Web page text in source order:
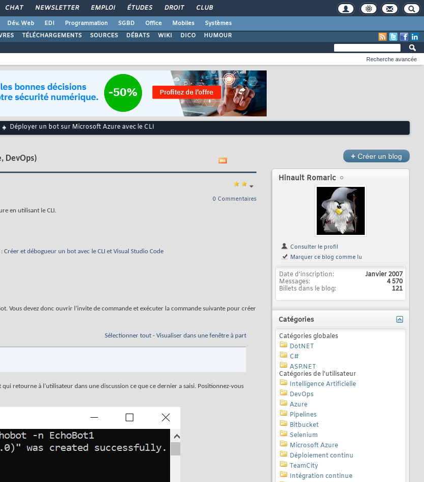
CHAT NEWSLETTER EMPLOI ÉTUDES DROIT CLUB
Dév. Web EDI Programmation SGBD Office Mobiles
Systèmes
TÉLÉCHARGEMENTS SOURCES DÉBATS WIKI DICO HUMOUR
Recherche avancée
Déployer un bot sur Microsoft Azure avec le CLI
DevOps)
0 Commentaires
en utilisant le CLI.
Créer et débogueur un bot avec le CLI et Visual Studio Code
Vous devez donc ouvrir l’invite de commande et exécuter la commande suivante pour créer
Sélectionner tout - Visualiser dans une fenêtre à part
retourne à l’utilisateur dans une discussion ce que ce dernier a saisi. Positionnez-vous
+ Créer un blog
Hinault Romaric
Consulter le profil
Marquer ce blog comme lu
Date d'inscription
Janvier 2007
Messages
4 570
Billets dans le blog
121
Catégories
Catégories globales
DotNET
C#
ASP.NET
Catégories de l'utilisateur
Intelligence Artificielle
DevOps
Azure
Pipelines
Bitbucket
Selenium
Microsoft Azure
Déploiement continu
TeamCity
Intégration continue